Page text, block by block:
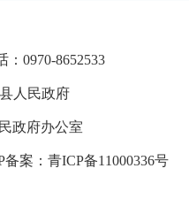
：0970-8652533
人民政府
政府办公室
备案：青ICP备11000336号